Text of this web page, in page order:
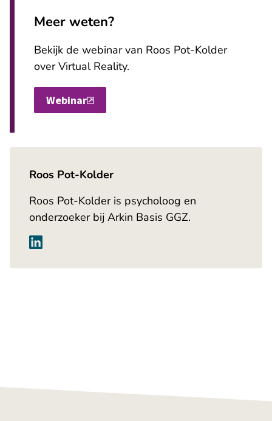
Meer weten?
Bekijk de webinar van Roos Pot-Kolder
over Virtual Reality.
Webinar
Roos Pot-Kolder
Roos Pot-Kolder is psycholoog en
onderzoeker bij Arkin Basis GGZ.